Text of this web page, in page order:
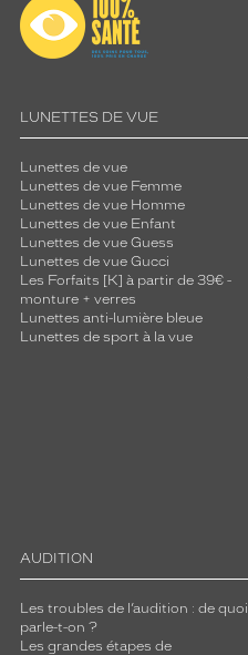
LUNETTES DE VUE
Lunettes de vue
Lunettes de vue Femme
Lunettes de vue Homme
Lunettes de vue Enfant
Lunettes de vue Guess
Lunettes de vue Gucci
Les Forfaits [K] à partir de 39€ -
monture + verres
Lunettes anti-lumière bleue
Lunettes de sport à la vue
AUDITION
Les troubles de l’audition : de quoi
parle-t-on ?
Les grandes étapes de